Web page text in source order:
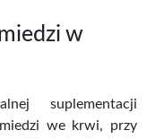
w
suplementacji
we krwi, przy